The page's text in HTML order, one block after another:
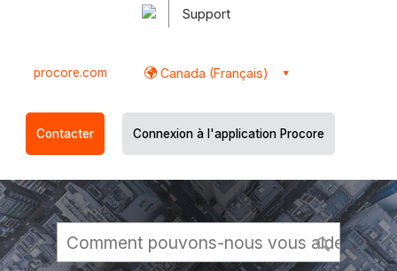
Support
procore.com Canada (Français)
Contacter Connexion à l'application Procore